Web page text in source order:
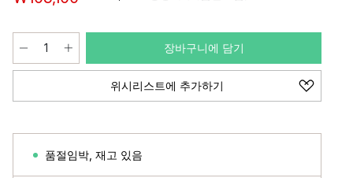
장바구니에 담기
위시리스트에 추가하기
품절임박 재고 있음